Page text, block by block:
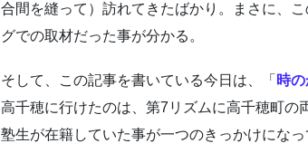
合間を縫って）訪れてきたばかり。まさに、
グでの取材だった事が分かる。
そして、この記事を書いている今日は、「 時
高千穂に行けたのは、第7リズムに高千穂町
塾生が在籍していた事が一つのきっかけにな